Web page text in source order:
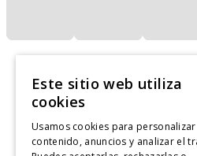
Legal
Este sitio web utiliza
cookies
Usamos cookies para personalizar
contenido, anuncios y analizar el